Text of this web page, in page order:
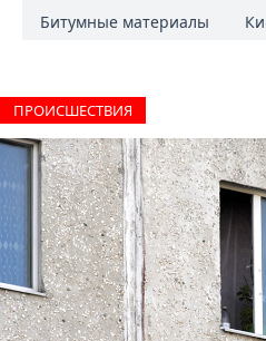
Битумные материалы
ПРОИCШЕСТВИЯ